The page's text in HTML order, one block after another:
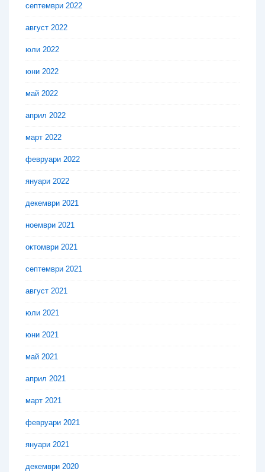
септември 2022
август 2022
юли 2022
юни 2022
май 2022
април 2022
март 2022
февруари 2022
януари 2022
декември 2021
ноември 2021
октомври 2021
септември 2021
август 2021
юли 2021
юни 2021
май 2021
април 2021
март 2021
февруари 2021
януари 2021
декември 2020